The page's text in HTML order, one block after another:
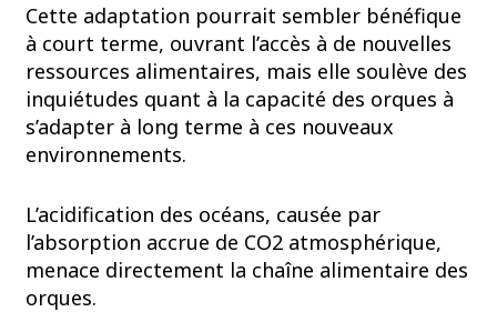
Cette adaptation pourrait sembler bénéfique
à court terme, ouvrant l’accès à de nouvelles
ressources alimentaires, mais elle soulève des
inquiétudes quant à la capacité des orques à
s’adapter à long terme à ces nouveaux
environnements.
L’acidification des océans, causée par
l’absorption accrue de CO2 atmosphérique,
menace directement la chaîne alimentaire des
orques.